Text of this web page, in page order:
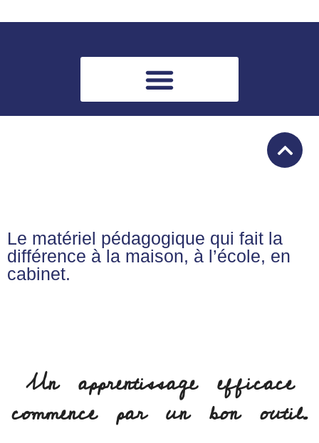
Le matériel pédagogique qui fait la
différence à la maison, à l’école, en
cabinet.
Un apprentissage efficace
commence par un bon outil.